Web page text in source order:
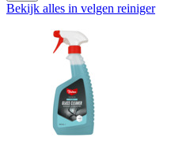
Bekijk alles in velgen reiniger